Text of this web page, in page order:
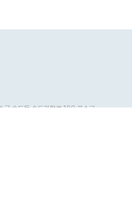
송도동 송도과학로 100 포스코